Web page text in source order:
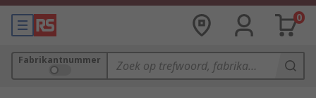
0
Fabrikantnummer